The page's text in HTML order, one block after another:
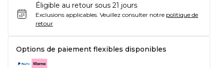
Éligible au retour sous 21 jours
Exclusions applicables. Veuillez consulter notre politique de
retour
Options de paiement flexibles disponibles